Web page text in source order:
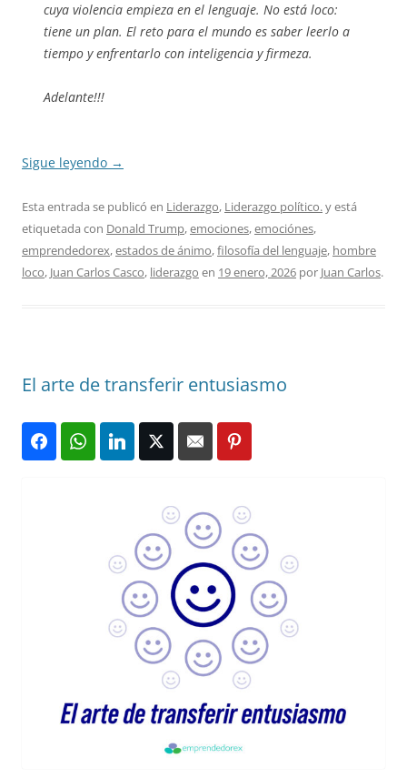
cuya violencia empieza en el lenguaje. No está loco:
tiene un plan. El reto para el mundo es saber leerlo a
tiempo y enfrentarlo con inteligencia y firmeza.
Adelante!!!
Sigue leyendo →
Esta entrada se publicó en Liderazgo, Liderazgo político.y está
etiquetada con Donald Trump,emociones,emociónes,
emprendedorex,estados de ánimo,filosofía del lenguaje, hombre
loco, Juan Carlos Casco, liderazgo en 19 enero, 2026 por Juan Carlos.
El arte de transferir entusiasmo